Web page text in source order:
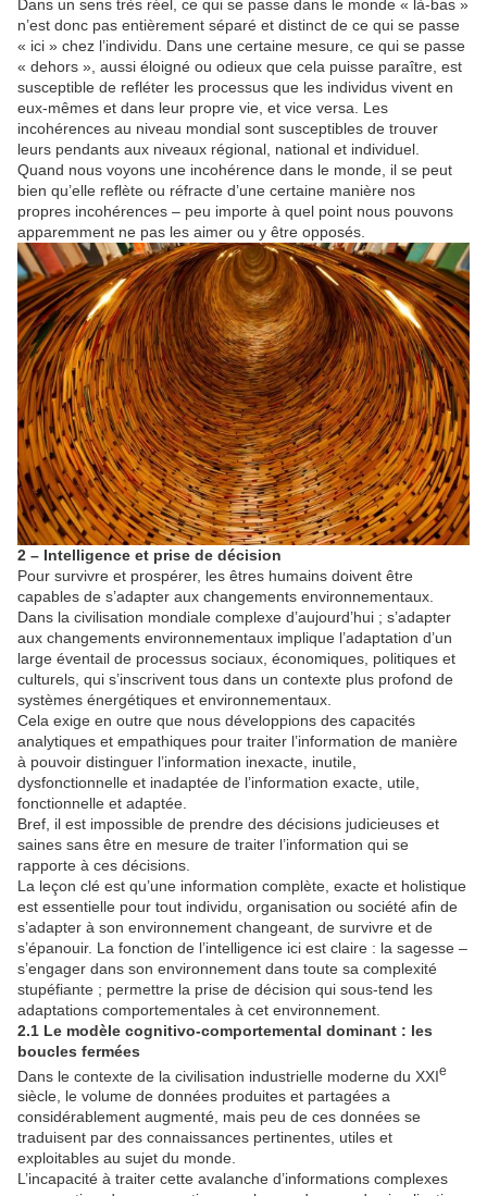
Dans un sens très réel, ce qui se passe dans le monde « là-bas »
n’est donc pas entièrement séparé et distinct de ce qui se passe
« ici » chez l’individu. Dans une certaine mesure, ce qui se passe
« dehors », aussi éloigné ou odieux que cela puisse paraître, est
susceptible de refléter les processus que les individus vivent en
eux-mêmes et dans leur propre vie, et vice versa. Les
incohérences au niveau mondial sont susceptibles de trouver
leurs pendants aux niveaux régional, national et individuel.
Quand nous voyons une incohérence dans le monde, il se peut
bien qu’elle reflète ou réfracte d’une certaine manière nos
propres incohérences – peu importe à quel point nous pouvons
apparemment ne pas les aimer ou y être opposés.
2 – Intelligence et prise de décision
Pour survivre et prospérer, les êtres humains doivent être
capables de s’adapter aux changements environnementaux.
Dans la civilisation mondiale complexe d’aujourd’hui ; s’adapter
aux changements environnementaux implique l’adaptation d’un
large éventail de processus sociaux, économiques, politiques et
culturels, qui s’inscrivent tous dans un contexte plus profond de
systèmes énergétiques et environnementaux.
Cela exige en outre que nous développions des capacités
analytiques et empathiques pour traiter l’information de manière
à pouvoir distinguer l’information inexacte, inutile,
dysfonctionnelle et inadaptée de l’information exacte, utile,
fonctionnelle et adaptée.
Bref, il est impossible de prendre des décisions judicieuses et
saines sans être en mesure de traiter l’information qui se
rapporte à ces décisions.
La leçon clé est qu’une information complète, exacte et holistique
est essentielle pour tout individu, organisation ou société afin de
s’adapter à son environnement changeant, de survivre et de
s’épanouir. La fonction de l’intelligence ici est claire : la sagesse –
s’engager dans son environnement dans toute sa complexité
stupéfiante ; permettre la prise de décision qui sous-tend les
adaptations comportementales à cet environnement.
2.1 Le modèle cognitivo-comportemental dominant : les
boucles fermées
Dans le contexte de la civilisation industrielle moderne du XXIe
siècle, le volume de données produites et partagées a
considérablement augmenté, mais peu de ces données se
traduisent par des connaissances pertinentes, utiles et
exploitables au sujet du monde.
L’incapacité à traiter cette avalanche d’informations complexes